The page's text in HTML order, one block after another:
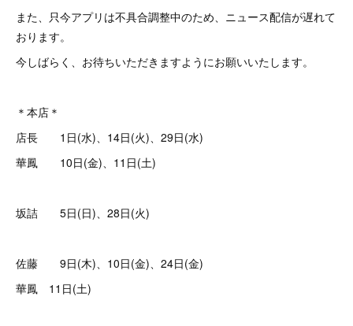
また、只今アプリは不具合調整中のため、ニュース配信が遅れて
おります。
今しばらく、お待ちいただきますようにお願いいたします。
＊本店＊
店長 1日(水)、14日(火)、29日(水)
華鳳 10日(金)、11日(土)
坂詰 5日(日)、28日(火)
佐藤 9日(木)、10日(金)、24日(金)
華鳳 11日(土)